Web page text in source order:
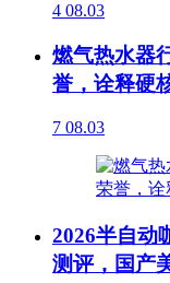
4 08.03
燃气热水器
誉，诠释硬
7 08.03
2026半自动
测评，国产